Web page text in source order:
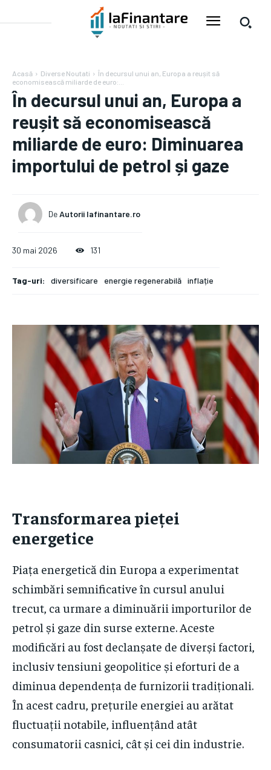
Acasă Diverse Noutati
În decursul unui an, Europa a reușit să
economisească miliarde de euro:...
În decursul unui an, Europa a
reușit să economisească
miliarde de euro: Diminuarea
importului de petrol și gaze
DeAutorii Iafinantare.ro
30 mai 2026 131
Tag-uri: diversificare energie regenerabilă inflație
Transformarea pieței
energetice
Piața energetică din Europa a experimentat
schimbări semnificative în cursul anului
trecut, ca urmare a diminuării importurilor de
petrol și gaze din surse externe. Aceste
modificări au fost declanșate de diverși factori,
inclusiv tensiuni geopolitice și eforturi de a
diminua dependența de furnizorii tradiționali.
În acest cadru, prețurile energiei au arătat
fluctuații notabile, influențând atât
consumatorii casnici, cât și cei din industrie.